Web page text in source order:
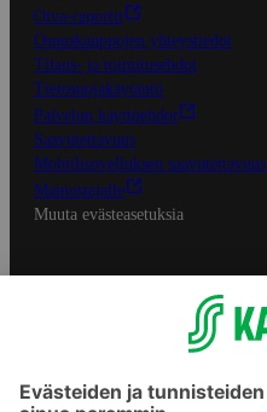
Oiva-raportit
Osuuskauppojen yhteystiedot
Tilaus- ja toimitusehdot
Tietosuojakäytäntö
Palvelun käyttöehdot
Saavutettavuus
Mobiilisovelluksen saavutettavuus
Mainostajalle
Muuta evästeasetuksia
S-ryhmän palvelut
Asiakasomistajuus